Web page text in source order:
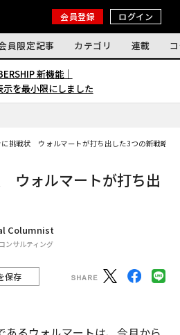
会員登録 ログイン
員限定記事 カテゴリ 連載
新機能｜
を最小限にしました
に挑戦状 ウォルマートが打ち出した3つの新戦略
ウォルマートが打ち出
Columnist
ンサルティング
保存